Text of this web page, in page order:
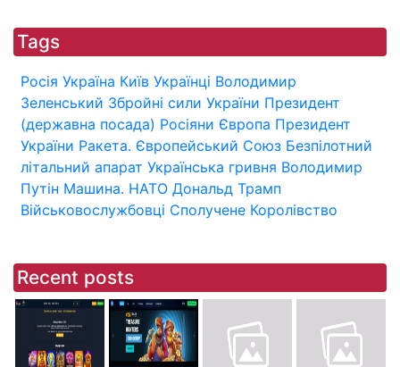
Tags
Росія Україна Київ Українці Володимир
Зеленський Збройні сили України Президент
(державна посада) Росіяни Європа Президент
України Ракета. Європейський Союз Безпілотний
літальний апарат Українська гривня Володимир
Путін Машина. НАТО Дональд Трамп
Військовослужбовці Сполучене Королівство
Recent posts